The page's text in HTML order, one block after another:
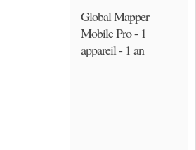
Global Mapper
Mobile Pro - 1
appareil - 1 an